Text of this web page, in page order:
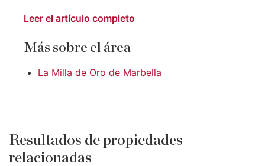
Leer el artículo completo
Más sobre el área
La Milla de Oro de Marbella
Resultados de propiedades
relacionadas